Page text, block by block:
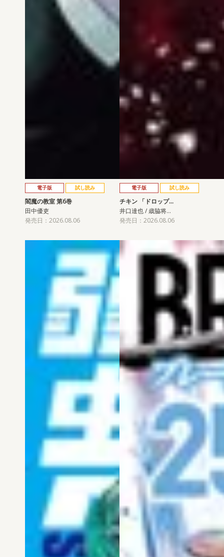
電子版 試し読み
閻魔の教室 第6巻
田中優吏
発売日：2026.08.06
電子版 試し読み
チキン 「ドロップ…
井口達也 / 歳脇将…
発売日：2026.08.06